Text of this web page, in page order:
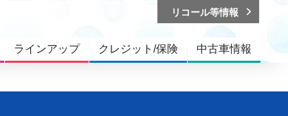
ラインアップ クレジット/保険 中古車情報
リコール等情報